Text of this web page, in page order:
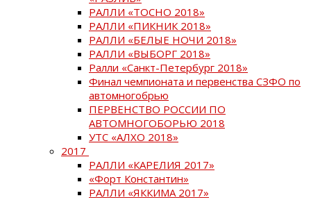
РАЛЛИ «ТОСНО 2018»
РАЛЛИ «ПИКНИК 2018»
РАЛЛИ «БЕЛЫЕ НОЧИ 2018»
РАЛЛИ «ВЫБОРГ 2018»
Ралли «Санкт-Петербург 2018»
Финал чемпионата и первенства СЗФО по
автомногобрью
ПЕРВЕНСТВО РОССИИ ПО
АВТОМНОГОБОРЬЮ 2018
УТС «АЛХО 2018»
2017
РАЛЛИ «КАРЕЛИЯ 2017»
«Форт Константин»
РАЛЛИ «ЯККИМА 2017»